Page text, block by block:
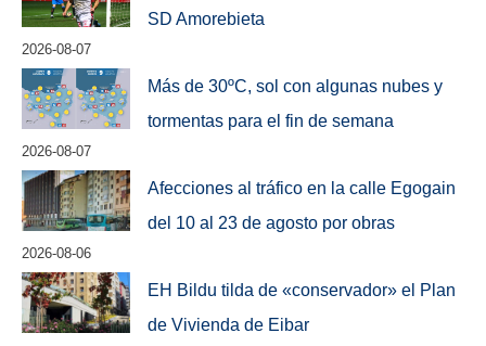
SD Amorebieta
2026-08-07
Más de 30ºC, sol con algunas nubes y
tormentas para el fin de semana
2026-08-07
Afecciones al tráfico en la calle Egogain
del 10 al 23 de agosto por obras
2026-08-06
EH Bildu tilda de «conservador» el Plan
de Vivienda de Eibar